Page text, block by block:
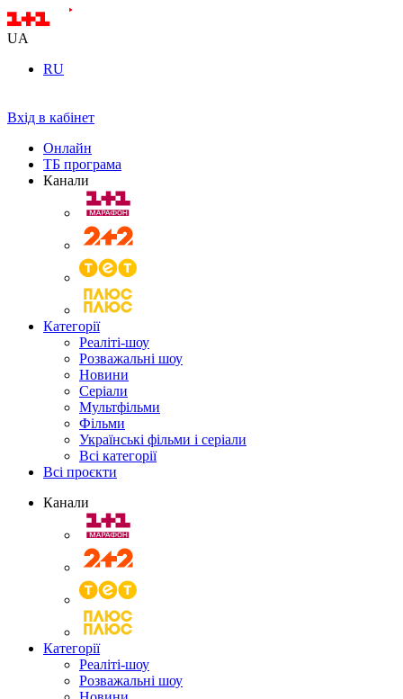
UA
RU
Вхід в кабінет
Онлайн
ТБ програма
Канали
Категорії
Реаліті-шоу
Розважальні шоу
Новини
Серіали
Мультфільми
Фільми
Українські фільми і серіали
Всі категорії
Всі проєкти
Канали
Категорії
Реаліті-шоу
Розважальні шоу